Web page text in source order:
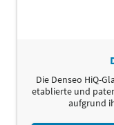
Die Denseo HiQ-
etablierte und
aufgrund